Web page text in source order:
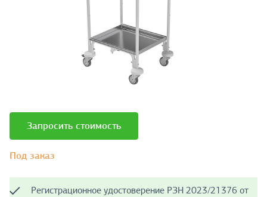
Запросить стоимость
Под заказ
Регистрационное удостоверение РЗН 2023/21376 от